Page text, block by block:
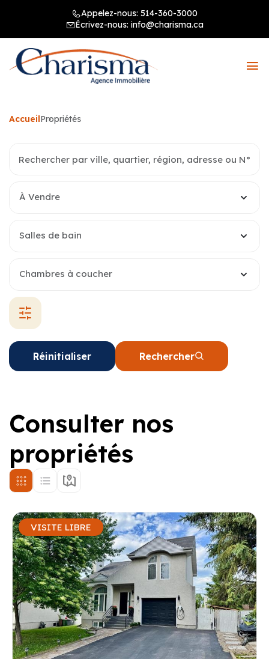
Appelez-nous: 514-360-3000
Écrivez-nous: info@charisma.ca
AccueilPropriétés
À Vendre
Salles de bain
Chambres à coucher
Réinitialiser Rechercher
Consulter nos
propriétés
VISITE LIBRE